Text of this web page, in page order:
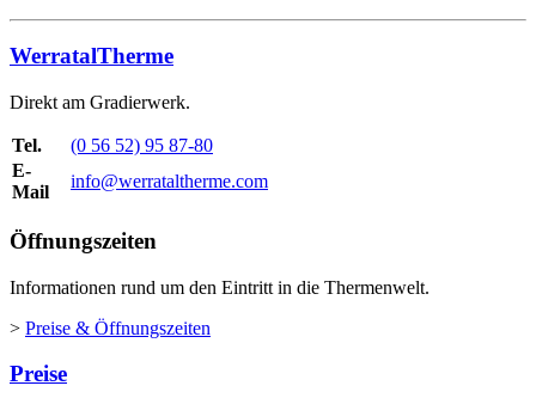
WerratalTherme
Direkt am Gradierwerk.
Tel.
(0 56 52) 95 87-80
E-
Mail
info@werrataltherme.com
Öffnungszeiten
Informationen rund um den Eintritt in die Thermenwelt.
> Preise & Öffnungszeiten
Preise